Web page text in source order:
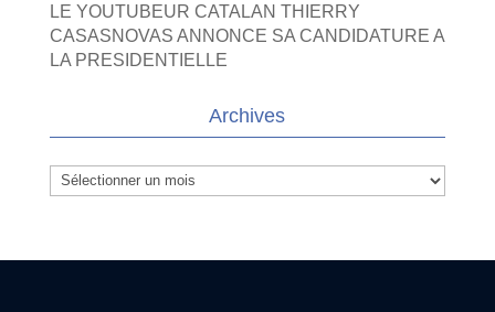
LE YOUTUBEUR CATALAN THIERRY
CASASNOVAS ANNONCE SA CANDIDATURE A
LA PRESIDENTIELLE
Archives
Archives